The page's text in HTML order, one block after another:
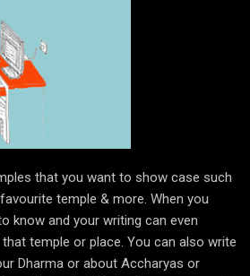
that you want to show case such
temple & more. When you
know and your writing can even
temple or place. You can also write
Dharma or about Accharyas or